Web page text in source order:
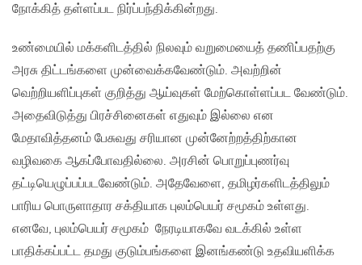
நோக்கித் தள்ளப்பட நிர்ப்பந்திக்கின்றது.
உண்மையில் மக்களிடத்தில் நிலவும் வறுமையைத் தணிப்பதற்கு
அரசு திட்டங்களை முன்வைக்கவேண்டும். அவற்றின்
வெற்றியளிப்புகள் குறித்து ஆய்வுகள் மேற்கொள்ளப்பட வேண்டும்.
அதைவிடுத்து பிரச்சினைகள் எதுவும் இல்லை என
மேதாவித்தனம் பேசுவது சரியான முன்னேற்றத்திற்கான
வழிவகை ஆகப்போவதில்லை. அரசின் பொறுப்புணர்வு
தட்டியெழுப்பப்படவேண்டும். அதேவேளை, தமிழர்களிடத்திலும்
பாரிய பொருளாதார சக்தியாக புலம்பெயர் சமூகம் உள்ளது.
எனவே, புலம்பெயர் சமூகம் நேரடியாகவே வடக்கில் உள்ள
பாதிக்கப்பட்ட தமது குடும்பங்களை இனங்கண்டு உதவியளிக்க